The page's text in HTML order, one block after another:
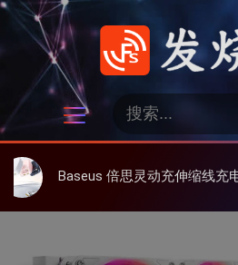
跳
发烧友
：
Baseus 倍思灵动充伸缩线充电器 67W 3C，超耐用可伸缩线、氮化镓、3C多设备同时充